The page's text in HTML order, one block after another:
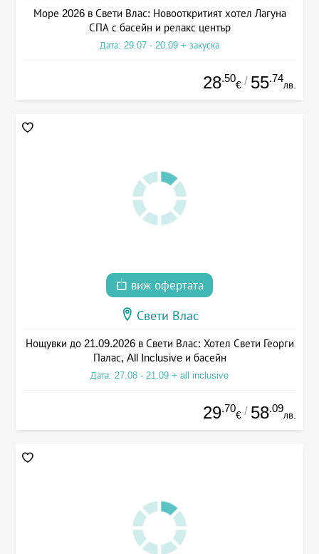
Море 2026 в Свети Влас: Новооткритият хотел Лагуна
СПА с басейн и релакс център
Дата: 29.07 - 20.09 + закуска
28.50
€ / 55.74
лв.
виж офертата
Свети Влас
Нощувки до 21.09.2026 в Свети Влас: Хотел Свети Георги
Палас, All Inclusive и басейн
Дата: 27.08 - 21.09 + all inclusive
29.70
€ / 58.09
лв.